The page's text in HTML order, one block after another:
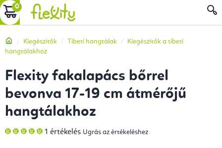
Ugrás
a
tartalomhoz
KOSÁR
Kezdőlap
Kiegészítők Tibeti hangtálak
Kiegészítők a tibeti
hangtálakhoz
Flexity fakalapács bőrrel
bevonva 17-19 cm átmérőjű
hangtálakhoz
A
termék
1 értékelés Ugrás az értékeléshez